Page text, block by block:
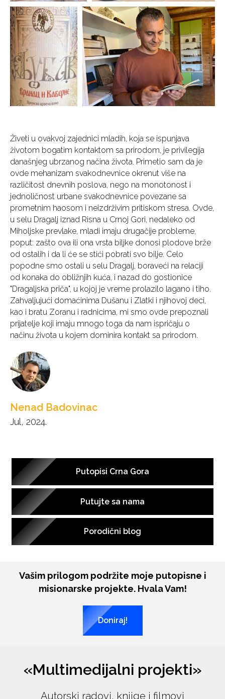
Živeti u ovakvoj zajednici mladih, koja se ispunjava
životom bogatim kontaktom sa prirodom, je privilegija
današnjeg ubrzanog načina života. Primetio sam da je
ovde mehanizam svakodnevnice okrenut više na
različitost dnevnih poslova, nego na monotonost i
jednoličnost urbane svakodnevnice povezane sa
prometnim haosom i neizdrživim pritiskom stresa. Ovde,
u selu Dragalj iznad Risna u Crnoj Gori, nedaleko od
Miholjske prevlake, mladi imaju drugačije probleme,
poput: zašto ova ili ona vrsta biljke donosi plodove brže
od ostalih i da li će se stići pobrati svo bilje. Celo
popodne smo ostali u selu Dragalj, boraveći na relaciji
od konaka do obližnjih kuća, i nazad do gostionice
"Dragaljska priča", u kojoj je vreme prolazilo lagano i tiho.
Zahvaljujući domaćinima Dušanu i Zlatki i njihovoj deci,
kao i bratu Zoranu i radnicima, mi smo ovde prepoznali
prijatelje koji imaju mnogo toga da nam ispričaju o
načinu života u kojem dominira kontakt sa prirodom.
Nenad Badovinac
Jul, 2024.
Putopisi Crna Gora
Putujte sa nama
Porodični blog
Vašim prilogom podržite moje putopisne i
misionarske projekte. Hvala Vam!
Doniraj!
«Multimedijalni projekti»
Autorski radovi, knjige i filmovi